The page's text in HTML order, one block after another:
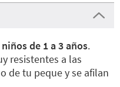
de 1 a 3 años.
resistentes a las
de tu peque y se afilan